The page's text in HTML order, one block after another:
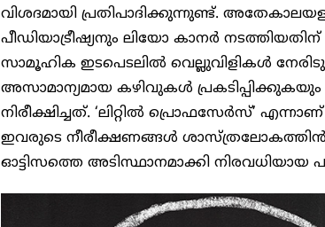
വിശദമായി പ്രതിപാദിക്കുന്നുണ്ട്.
പീഡിയാട്രീഷ്യനും ലിയോ കാനർ
സാമൂഹിക ഇടപെടലിൽ വെല്ലുവിളികൾ
അസാമാന്യമായ കഴിവുകൾ
നിരീക്ഷിച്ചത്. ‘ലിറ്റിൽ പ്രൊഫസേർസ്’
ഇവരുടെ നീരീക്ഷണങ്ങൾ
ഓട്ടിസത്തെ അടിസ്ഥാനമാക്കി